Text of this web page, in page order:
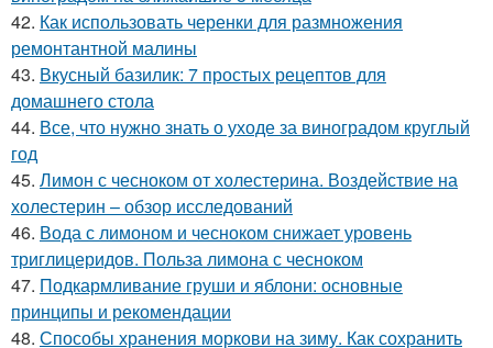
42. Как использовать черенки для размножения
ремонтантной малины
43. Вкусный базилик: 7 простых рецептов для
домашнего стола
44. Все, что нужно знать о уходе за виноградом круглый
год
45. Лимон с чесноком от холестерина. Воздействие на
холестерин – обзор исследований
46. Вода с лимоном и чесноком снижает уровень
триглицеридов. Польза лимона с чесноком
47. Подкармливание груши и яблони: основные
принципы и рекомендации
48. Способы хранения моркови на зиму. Как сохранить